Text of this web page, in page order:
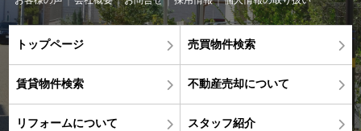
トップページ 売買物件検索
賃貸物件検索 不動産売却について
リフォームについて スタッフ紹介